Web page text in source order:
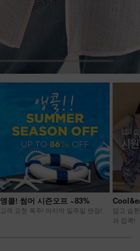
앵콜! 썸머 시즌오프 ~83%
고객 요청 폭주! 마지막 일주일 연장!
덥고 습
과 집콕!